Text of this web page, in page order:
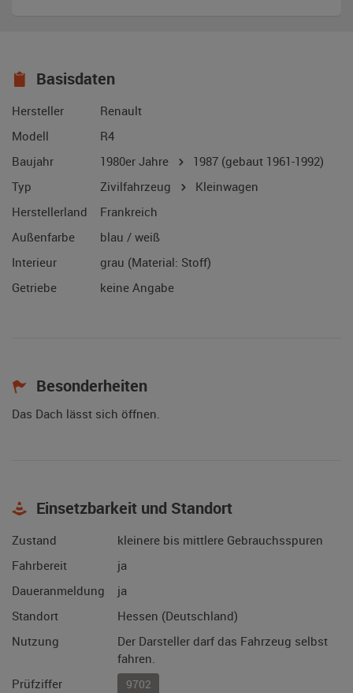
Basisdaten
Hersteller
Renault
Modell
R4
Baujahr
1980er Jahre 1987 (gebaut 1961-1992)
Typ
Zivilfahrzeug
Kleinwagen
Herstellerland
Frankreich
Außenfarbe
blau / weiß
Interieur
grau (Material: Stoff)
Getriebe
keine Angabe
Besonderheiten
Das Dach lässt sich öffnen.
Einsetzbarkeit und Standort
Zustand
kleinere bis mittlere Gebrauchsspuren
Fahrbereit
ja
Daueranmeldung
ja
Standort
Hessen (Deutschland)
Nutzung
Der Darsteller darf das Fahrzeug selbst
fahren.
Prüfziffer
9702